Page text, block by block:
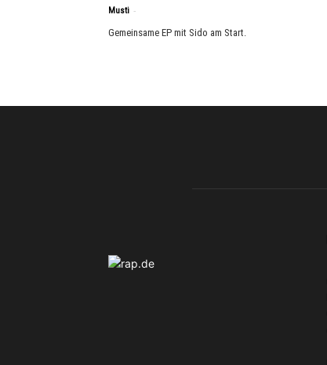
Musti -
Gemeinsame EP mit Sido am Start.